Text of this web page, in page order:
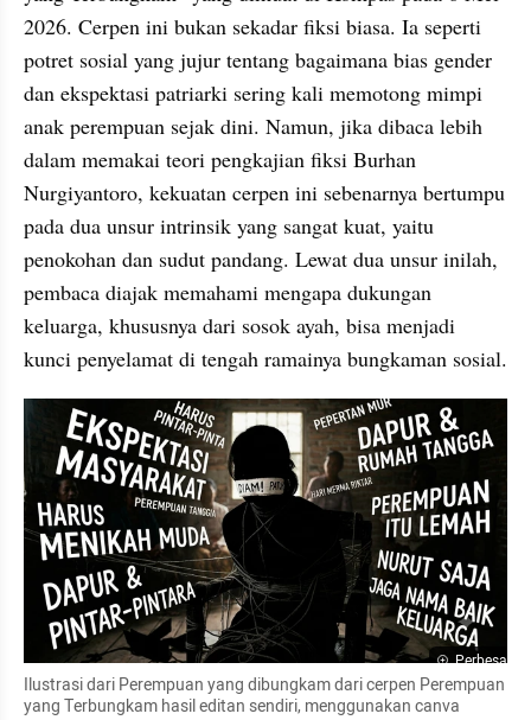
2026. Cerpen ini bukan sekadar fiksi biasa. Ia seperti
potret sosial yang jujur tentang bagaimana bias gender
dan ekspektasi patriarki sering kali memotong mimpi
anak perempuan sejak dini. Namun, jika dibaca lebih
dalam memakai teori pengkajian fiksi Burhan
Nurgiyantoro, kekuatan cerpen ini sebenarnya bertumpu
pada dua unsur intrinsik yang sangat kuat, yaitu
penokohan dan sudut pandang. Lewat dua unsur inilah,
pembaca diajak memahami mengapa dukungan
keluarga, khususnya dari sosok ayah, bisa menjadi
kunci penyelamat di tengah ramainya bungkaman sosial.
Perbesar
Ilustrasi dari Perempuan yang dibungkam dari cerpen Perempuan
yang Terbungkam hasil editan sendiri, menggunakan canva